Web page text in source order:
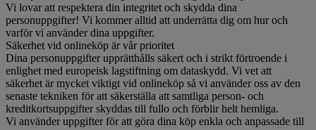
Vi lovar att respektera din integritet och skydda dina
personuppgifter! Vi kommer alltid att underrätta dig om hur och
varför vi använder dina uppgifter.
Säkerhet vid onlineköp är vår prioritet
Dina personuppgifter upprätthålls säkert och i strikt förtroende i
enlighet med europeisk lagstiftning om dataskydd. Vi vet att
säkerhet är mycket viktigt vid onlineköp så vi använder oss av den
senaste tekniken för att säkerställa att samtliga person- och
kreditkortsuppgifter skyddas till fullo och förblir helt hemliga.
Vi använder uppgifter för att göra dina köp enkla och anpassade till